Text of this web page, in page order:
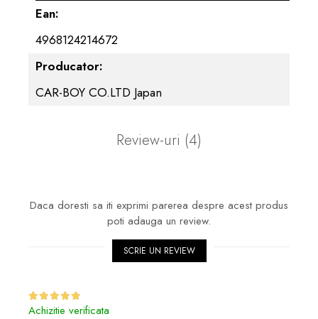
Ean:
4968124214672
Producator:
CAR-BOY CO.LTD Japan
Review-uri (4)
Daca doresti sa iti exprimi parerea despre acest produs
poti adauga un review.
SCRIE UN REVIEW
Achizitie verificata